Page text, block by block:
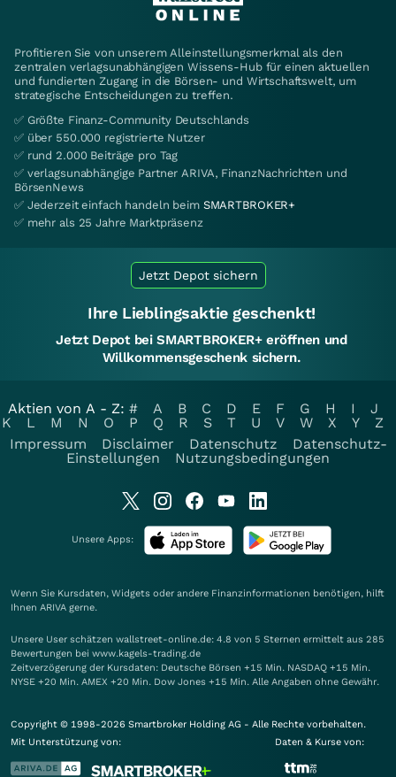
Profitieren Sie von unserem Alleinstellungsmerkmal als den
zentralen verlagsunabhängigen Wissens-Hub für einen aktuellen
und fundierten Zugang in die Börsen- und Wirtschaftswelt, um
strategische Entscheidungen zu treffen.
✅ Größte Finanz-Community Deutschlands
✅ über 550.000 registrierte Nutzer
✅ rund 2.000 Beiträge pro Tag
✅ verlagsunabhängige Partner ARIVA, FinanzNachrichten und
BörsenNews
✅ Jederzeit einfach handeln beim SMARTBROKER+
✅ mehr als 25 Jahre Marktpräsenz
Jetzt Depot sichern
Ihre Lieblingsaktie geschenkt!
Jetzt Depot bei SMARTBROKER+ eröffnen und
Willkommensgeschenk sichern.
Aktien von A - Z: # A B C D E F G H I
J
K
L M N O P Q R S T U V W X Y
Z
Impressum
Disclaimer Datenschutz
Datenschutz-
Einstellungen
Nutzungsbedingungen
Unsere Apps:
Wenn Sie Kursdaten, Widgets oder andere Finanzinformationen benötigen, hilft
Ihnen ARIVA gerne.
Unsere User schätzen wallstreet-online.de: 4.8 von 5 Sternen ermittelt aus 285
Bewertungen bei www.kagels-trading.de
Zeitverzögerung der Kursdaten: Deutsche Börsen +15 Min. NASDAQ +15 Min.
NYSE +20 Min. AMEX +20 Min. Dow Jones +15 Min. Alle Angaben ohne Gewähr.
Copyright © 1998-2026 Smartbroker Holding AG - Alle Rechte vorbehalten.
Mit Unterstützung von:
Daten & Kurse von: